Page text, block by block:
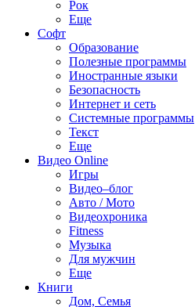
Рок
Еще
Софт
Образование
Полезные программы
Иностранные языки
Безопасность
Интернет и сеть
Системные программы
Текст
Еще
Видео Online
Игры
Видео–блог
Авто / Мото
Видеохроника
Fitness
Музыка
Для мужчин
Еще
Книги
Дом, Семья